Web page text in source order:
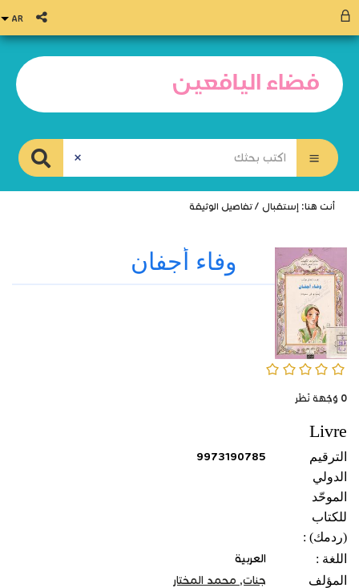
أنت هنا: إستقبال / تفاصيل الوثيقة
0/5
0 وُجْهَة نَظَر
وفاء أجفان
Livre
الترقيم
الدولي
الموحّد
للكتاب
(ردمك) :
9973190785
اللغة :
العربية
المؤلف
جنات, محمد المختار